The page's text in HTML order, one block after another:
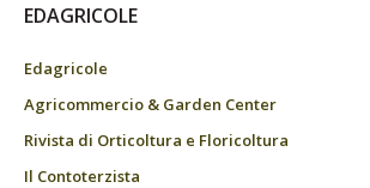
EDAGRICOLE
Edagricole
Agricommercio & Garden Center
Rivista di Orticoltura e Floricoltura
Il Contoterzista